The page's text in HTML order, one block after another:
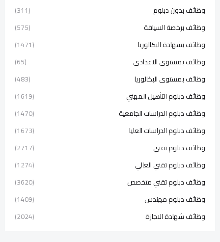
وظائف بدون دبلوم
(311)
وظائف برخصة السياقة
(575)
وظائف بشهادة البكالوريا
(1471)
وظائف بمستوى الاعدادي
(65)
وظائف بمستوى البكالوريا
(483)
وظائف دبلوم التأهيل المهني
(1619)
وظائف دبلوم الدراسات الجامعية
(1470)
وظائف دبلوم الدراسات العليا
(1673)
وظائف دبلوم تقني
(2717)
وظائف دبلوم تقني العالي
(1274)
وظائف دبلوم تقني متخصص
(3620)
وظائف دبلوم مهندس
(1409)
وظائف شهادة الاجازة
(2024)